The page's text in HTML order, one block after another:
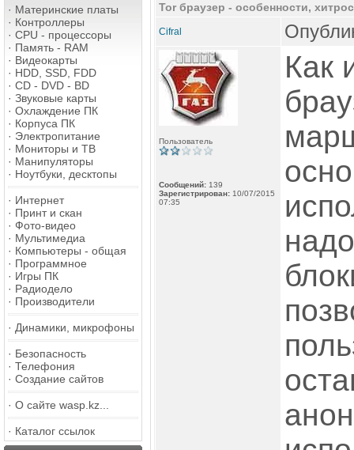
· Материнские платы
· Контроллеры
· CPU - процессоры
· Память - RAM
· Видеокарты
· HDD, SSD, FDD
· CD - DVD - BD
· Звуковые карты
· Охлаждение ПК
· Корпуса ПК
· Электропитание
· Мониторы и ТВ
· Манипуляторы
· Ноутбуки, десктопы
· Интернет
· Принт и скан
· Фото-видео
· Мультимедиа
· Компьютеры - общая
· Программное
· Игры ПК
· Радиодело
· Производители
· Динамики, микрофоны
· Безопасность
· Телефония
· Создание сайтов
· О сайте wasp.kz...
· Каталог ссылок
Tor браузер - особенности,
Cifral
Пользователь
Сообщений: 139
Зарегистрирован: 10/07/2015
07:35
Как